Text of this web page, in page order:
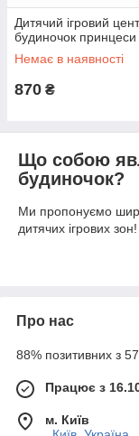
Дитячий ігровий
будиночок принцеси
Немає в наявності
870 ₴
Що собою
будиночок?
Ми пропонуємо
дитячих ігрових зон!
дівчинка, ви, як
Також ми
автослюсаря».
швидко він
скористатися
Переваги
Про нас
88% позитивних з
Працює з
м. Київ